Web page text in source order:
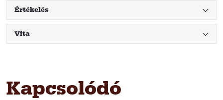
Értékelés
Vita
Kapcsolódó